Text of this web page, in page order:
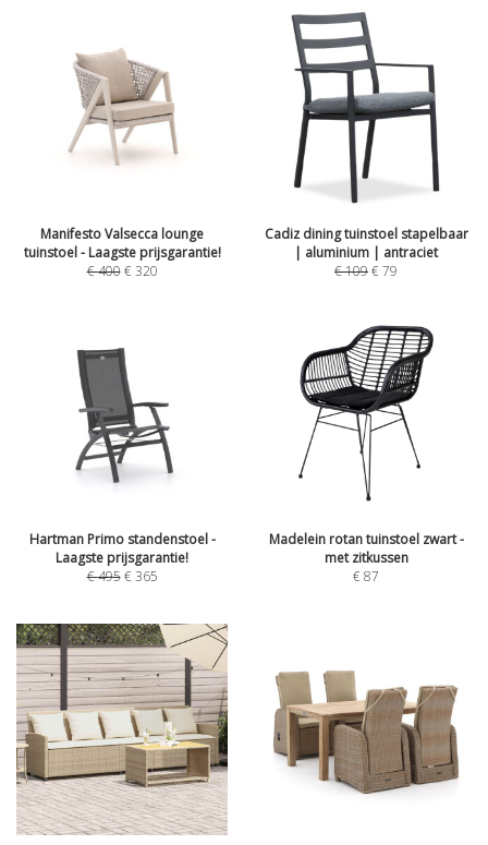
Manifesto Valsecca lounge
tuinstoel - Laagste prijsgarantie!
€400 €320
Cadiz dining tuinstoel stapelbaar
| aluminium | antraciet
€109€79
Hartman Primo standenstoel -
Laagste prijsgarantie!
€495 €365
Madelein rotan tuinstoel zwart -
met zitkussen
€87